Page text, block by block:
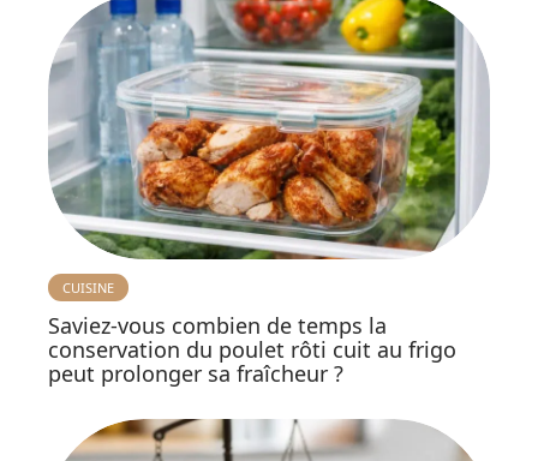
CUISINE
Saviez-vous combien de temps la
conservation du poulet rôti cuit au frigo
peut prolonger sa fraîcheur ?